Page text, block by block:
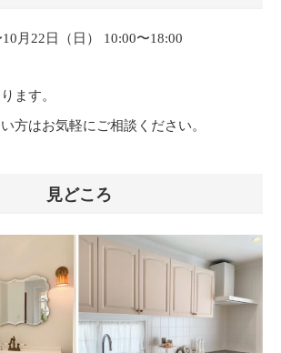
月22日（日） 10:00〜18:00
ます。
方はお気軽にご相談ください。
見どころ